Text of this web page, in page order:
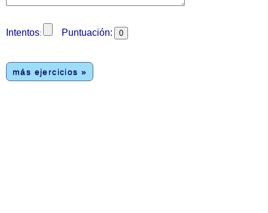
Intentos: Puntuación:
más ejercicios »